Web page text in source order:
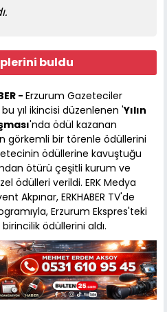
buldu
- Erzurum Gazeteciler
yıl ikincisi düzenlenen 'Yılın
'nda ödül kazanan
görkemli bir törenle ödüllerini
ödüllerine kavuştuğu
ötürü çeşitli kurum ve
ödülleri verildi. ERK Medya
Akpınar, ERKHABER TV'de
Erzurum Ekspres'teki
ödüllerini aldı.